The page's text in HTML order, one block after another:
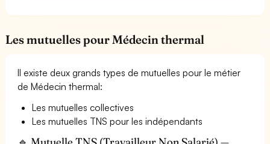
Les mutuelles pour Médecin thermal
Il existe deux grands types de mutuelles pour le métier
de Médecin thermal:
Les mutuelles collectives
Les mutuelles TNS pour les indépendants